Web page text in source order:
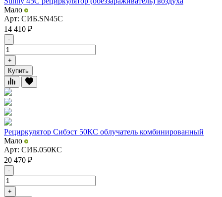
Мало
Арт: СИБ.SN45С
14 410 ₽
-
+
Купить
Рециркулятор Сибэст 50КС облучатель комбинированный
Мало
Арт: СИБ.050КС
20 470 ₽
-
+